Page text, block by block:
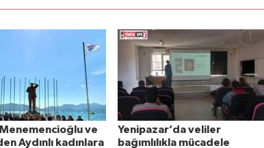
ve
Aydınlı kadınlara
Yenipazar’da veliler
bağımlılıkla mücadele